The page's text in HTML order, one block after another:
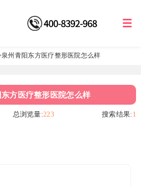
泉州青阳东方医疗整形医院怎么样
方医疗整形医院怎么样
总浏览量:223 搜索结果: 1